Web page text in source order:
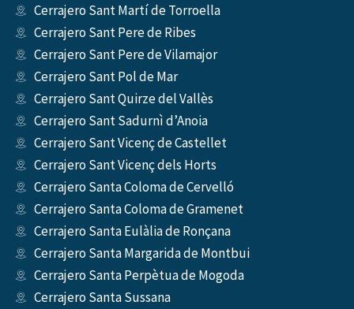
Cerrajero Sant Martí de Torroella
Cerrajero Sant Pere de Ribes
Cerrajero Sant Pere de Vilamajor
Cerrajero Sant Pol de Mar
Cerrajero Sant Quirze del Vallès
Cerrajero Sant Sadurnì d’Anoia
Cerrajero Sant Vicenç de Castellet
Cerrajero Sant Vicenç dels Horts
Cerrajero Santa Coloma de Cervelló
Cerrajero Santa Coloma de Gramenet
Cerrajero Santa Eulàlia de Ronçana
Cerrajero Santa Margarida de Montbui
Cerrajero Santa Perpètua de Mogoda
Cerrajero Santa Sussana